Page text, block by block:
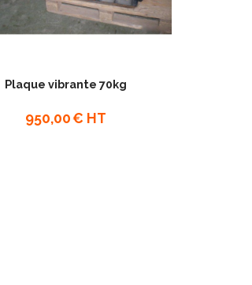
Plaque vibrante 70kg
950,00€ HT